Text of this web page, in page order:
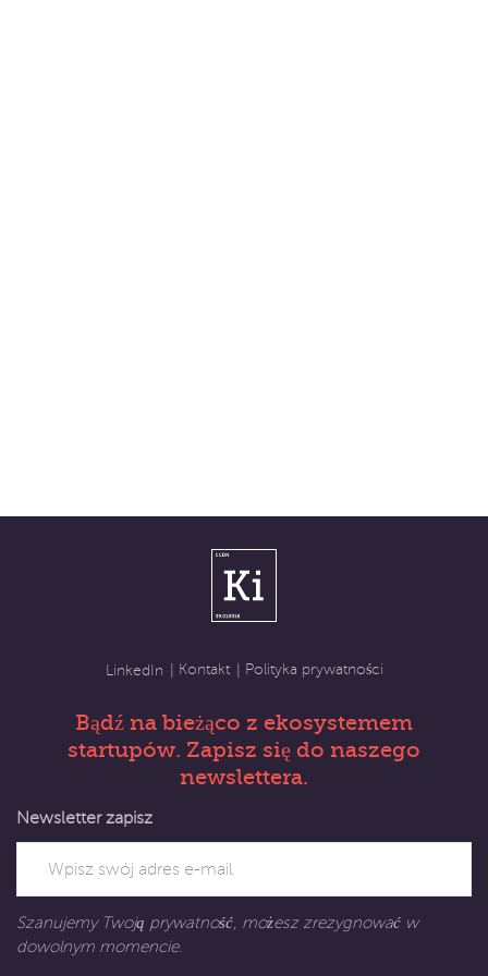
LinkedIn Kontakt Polityka prywatności
Bądź na bieżąco z ekosystemem
startupów. Zapisz się do naszego
newslettera.
Newsletter zapisz
Szanujemy Twoją prywatność, możesz zrezygnować w
dowolnym momencie.